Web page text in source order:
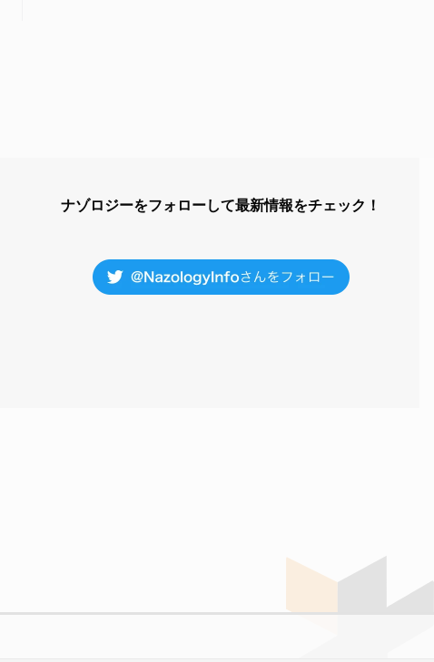
ナゾロジーをフォローして最新情報をチェック！